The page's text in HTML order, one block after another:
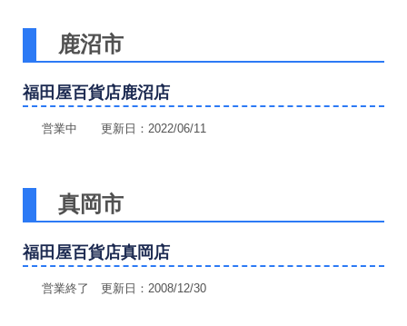
鹿沼市
福田屋百貨店鹿沼店
営業中 更新日：2022/06/11
真岡市
福田屋百貨店真岡店
営業終了 更新日：2008/12/30